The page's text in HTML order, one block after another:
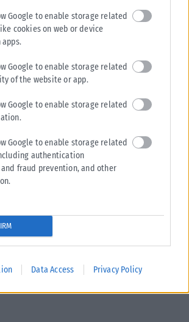
Google to enable storage related
cookies on web or device
Google to enable storage related
of the website or app.
Google to enable storage related
Google to enable storage related
authentication
fraud prevention, and other
Data Access Privacy Policy